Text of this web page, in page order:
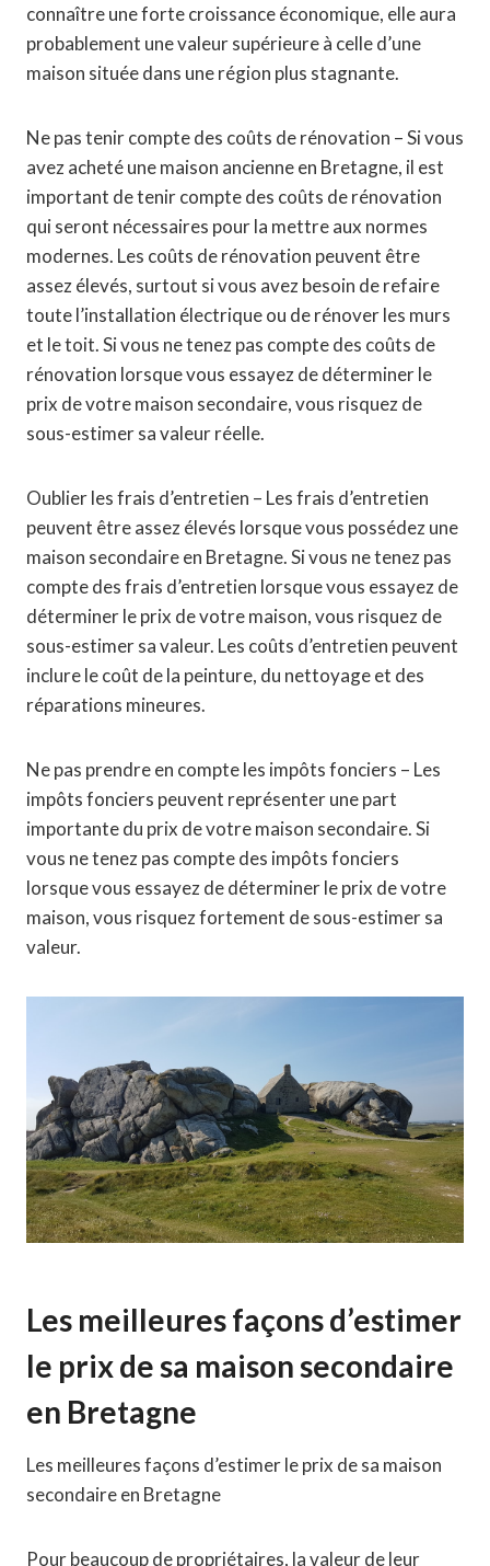
connaître une forte croissance économique, elle aura
probablement une valeur supérieure à celle d’une
maison située dans une région plus stagnante.
Ne pas tenir compte des coûts de rénovation – Si vous
avez acheté une maison ancienne en Bretagne, il est
important de tenir compte des coûts de rénovation
qui seront nécessaires pour la mettre aux normes
modernes. Les coûts de rénovation peuvent être
assez élevés, surtout si vous avez besoin de refaire
toute l’installation électrique ou de rénover les murs
et le toit. Si vous ne tenez pas compte des coûts de
rénovation lorsque vous essayez de déterminer le
prix de votre maison secondaire, vous risquez de
sous-estimer sa valeur réelle.
Oublier les frais d’entretien – Les frais d’entretien
peuvent être assez élevés lorsque vous possédez une
maison secondaire en Bretagne. Si vous ne tenez pas
compte des frais d’entretien lorsque vous essayez de
déterminer le prix de votre maison, vous risquez de
sous-estimer sa valeur. Les coûts d’entretien peuvent
inclure le coût de la peinture, du nettoyage et des
réparations mineures.
Ne pas prendre en compte les impôts fonciers – Les
impôts fonciers peuvent représenter une part
importante du prix de votre maison secondaire. Si
vous ne tenez pas compte des impôts fonciers
lorsque vous essayez de déterminer le prix de votre
maison, vous risquez fortement de sous-estimer sa
valeur.
Les meilleures façons d’estimer
le prix de sa maison secondaire
en Bretagne
Les meilleures façons d’estimer le prix de sa maison
secondaire en Bretagne
Pour beaucoup de propriétaires, la valeur de leur